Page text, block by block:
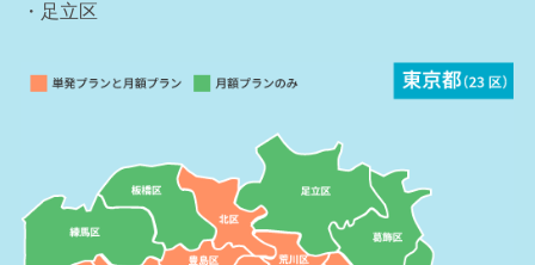
・足立区